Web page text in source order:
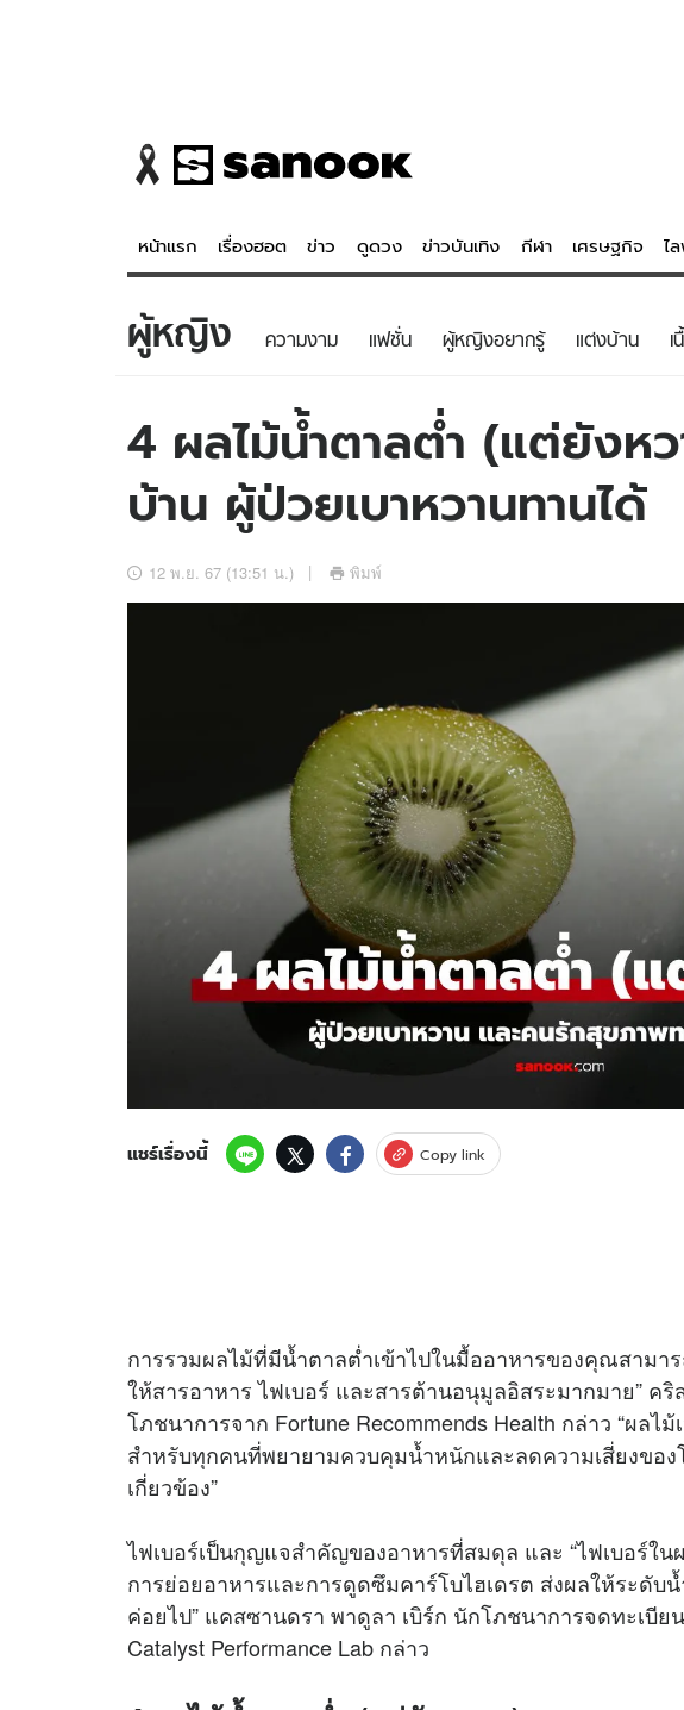
หน้าแรก เรื่องฮอต ข่าว ดูดวง ข่าวบันเทิง กีฬา เศรษฐกิจ ไ
ข่าว
ข่าวบันเทิง
ข่าวกีฬา
ข่าวเศรษฐกิจ
อัปเดตจีน
เช็กข่าวชัวร์
ดูดวง - ตรวจหวย
หวยไทย
สถิติหวยไทย
หวยลาว
ดาวน์โหลดสนุกแอปฟรี ติดตามสนุกโซเชียลได้ที่
บริษัท อิมเมจ ฟิวเจอร์ (ประเทศไทย) จำกัด
ผู้หญิง ความงาม แฟชั่น ผู้หญิงอยากรู้ แต่งบ้าน
4 ผลไม้น้ำตาลต่ำ (แต่ยังห
บ้าน ผู้ป่วยเบาหวานทานได้
12 พ.ย. 67 (13:51 น.) พิมพ์
แชร์เรื่องนี้ Copy link
การรวมผลไม้ที่มีน้ำตาลต่ำเข้าไปในมื้ออาหารของคุณสามา
ให้สารอาหาร ไฟเบอร์ และสารต้านอนุมูลอิสระมากมาย” ค
โภชนาการจาก Fortune Recommends Health กล่าว “ผลไ
สำหรับทุกคนที่พยายามควบคุมน้ำหนักและลดความเสี่ยงขอ
เกี่ยวข้อง”
ไฟเบอร์เป็นกุญแจสำคัญของอาหารที่สมดุล และ “ไฟเบอร์ใ
การย่อยอาหารและการดูดซึมคาร์โบไฮเดรต ส่งผลให้ระดับ
ค่อยไป” แคสซานดรา พาดูลา เบิร์ก นักโภชนาการจดทะเบีย
Catalyst Performance Lab กล่าว